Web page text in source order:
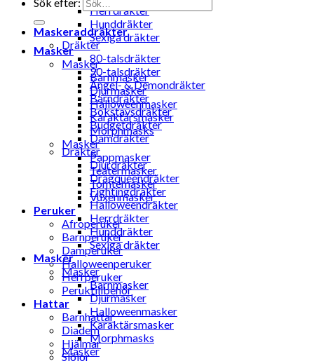
Herrdräkter
Hunddräkter
Sexiga dräkter
Masker
Masker
Barnmasker
Djurmasker
Halloweenmasker
Karaktärsmasker
Morphmasks
Masker
Pappmasker
Teatermasker
Tomtemasker
Vuxenmasker
Peruker
Afroperuker
Barnperuker
Damperuker
Halloweenperuker
Herrperuker
Peruktillbehör
Hattar
Barnhattar
Diadem
Hjälmar
Slöjor
Maskeraddräkter
Dräkter
80-talsdräkter
90-talsdräkter
Ängel- & Demondräkter
Barndräkter
Bokstavsdräkter
Budgetdräkter
Damdräkter
Dräkter
Djurdräkter
Dragqueendräkter
Fightingdräkter
Halloweendräkter
Herrdräkter
Hunddräkter
Sexiga dräkter
Masker
Masker
Barnmasker
Djurmasker
Halloweenmasker
Karaktärsmasker
Morphmasks
Masker